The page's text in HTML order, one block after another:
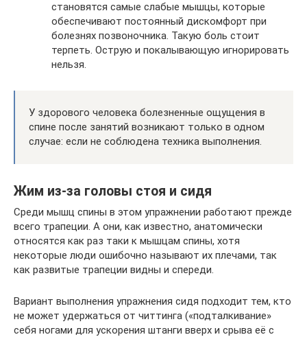
становятся самые слабые мышцы, которые
обеспечивают постоянный дискомфорт при
болезнях позвоночника. Такую боль стоит
терпеть. Острую и покалывающую игнорировать
нельзя.
У здорового человека болезненные ощущения в
спине после занятий возникают только в одном
случае: если не соблюдена техника выполнения.
Жим из-за головы стоя и сидя
Среди мышц спины в этом упражнении работают прежде
всего трапеции. А они, как известно, анатомически
относятся как раз таки к мышцам спины, хотя
некоторые люди ошибочно называют их плечами, так
как развитые трапеции видны и спереди.
Вариант выполнения упражнения сидя подходит тем, кто
не может удержаться от читтинга («подталкивание»
себя ногами для ускорения штанги вверх и срыва её с